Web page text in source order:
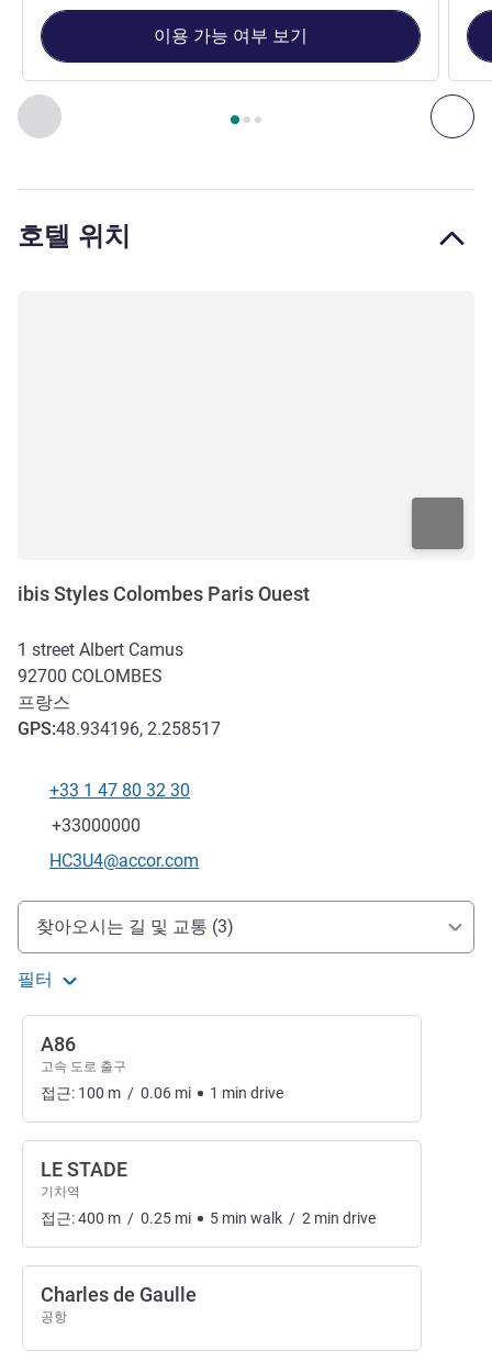
이전 - 객실 다
3/ 페이지 , 객실 1 : Standard Room - 1 double bed , 객실 2 :
이용 가능 여부 보기
호텔 위치
ibis Styles Colombes Paris Ouest
1 street Albert Camus
92700 COLOMBES
프랑스
GPS:48.934196, 2.258517
전화
+33 1 47 80 32 30
팩스
+33000000
E-mail
HC3U4@accor.com
호텔 접근 및 교통
찾아오시는 길 및 교통 (3)
필터
A86
고속 도로 출구
접근: 100 m / 0.06 mi 1 min drive
LE STADE
기차역
접근:400 m / 0.25 mi 5 min walk / 2 min drive
Charles de Gaulle
공항